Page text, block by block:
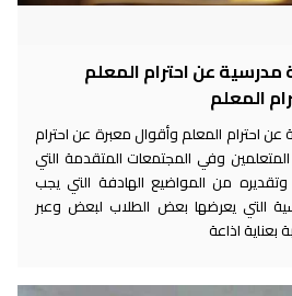
مدرسية عن احترام المعلم
المعلم
عن احترام المعلم وأقوال معبرة عن احترام
وفي المجتمعات المتقدمة التي
وتقديره من المواضيع الهادفة التي يجب
التي يعرضها بعض الطلاب لبعض وعبر
اذاعة